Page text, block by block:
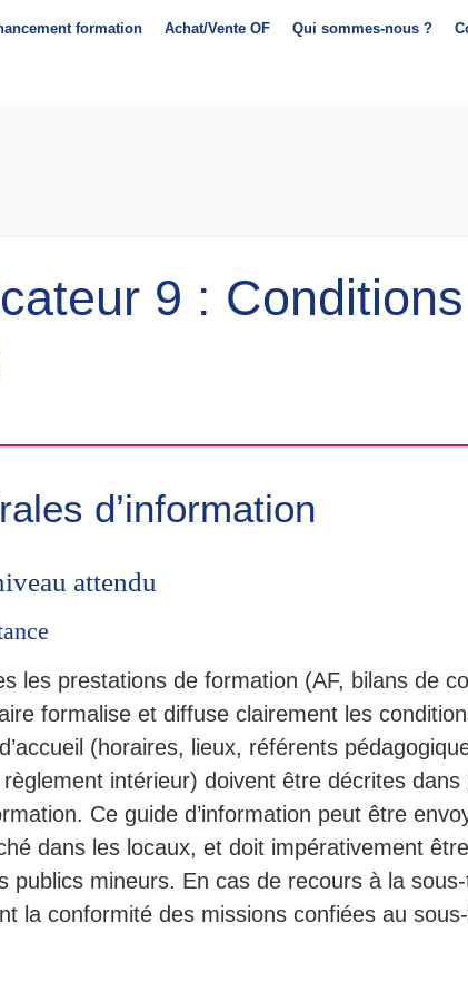
formation Achat/Vente OF Qui sommes-nous ?
9 :
d’information
attendu
les prestations de formation (AF, bilans de
formalise et diffuse clairement les
(horaires, lieux, référents
intérieur) doivent être décrites
Ce guide d’information peut être
dans les locaux, et doit impérativement
publics mineurs. En cas de recours à la
la conformité des missions confiées au